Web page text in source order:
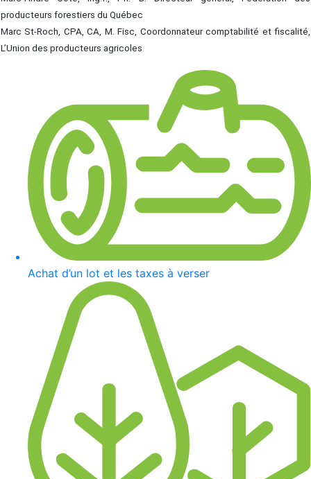
producteurs forestiers du Québec
Marc St-Roch, CPA, CA, M. Fisc, Coordonnateur comptabilité et fiscalité,
L’Union des producteurs agricoles
Achat d’un lot et les taxes à verser